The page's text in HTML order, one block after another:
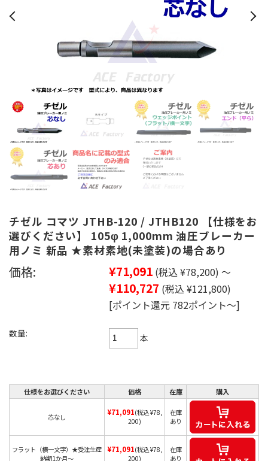
チゼル コマツ JTHB-120 / JTHB120 【仕様をお
選びください】 105φ 1,000mm 油圧ブレーカー
用ノミ 新品 ★素材素地(未塗装)の場合あり
価格: ¥71,091 (税込 ¥78,200) ～
¥110,727 (税込 ¥121,800)
[ポイント還元 782ポイント～]
数量: 本
仕様をお選びください 価格 在庫 購入
芯なし
¥71,091(税込 ¥78,
200)
在庫
あり
フラット（横一文字）★受注生産
納期1か月～
¥71,091(税込 ¥78,
200)
在庫
あり